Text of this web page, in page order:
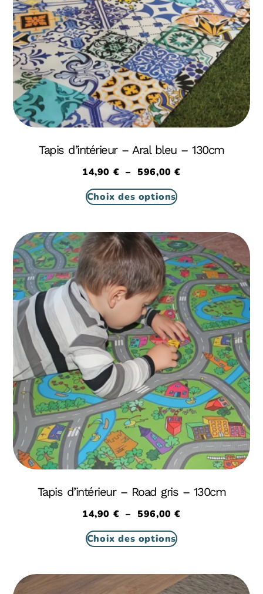
Tapis d’intérieur – Aral bleu – 130cm
14,90 € – 596,00€
Choix des options
Tapis d’intérieur – Road gris – 130cm
14,90 € – 596,00€
Choix des options